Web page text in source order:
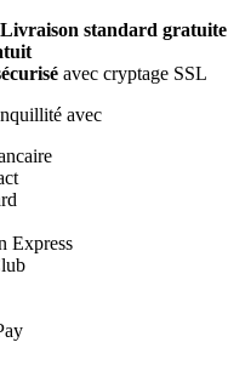
standard gratuite
avec cryptage SSL
avec